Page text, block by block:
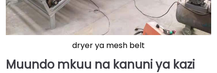
dryer ya mesh belt
Muundo mkuu na kanuni ya kazi